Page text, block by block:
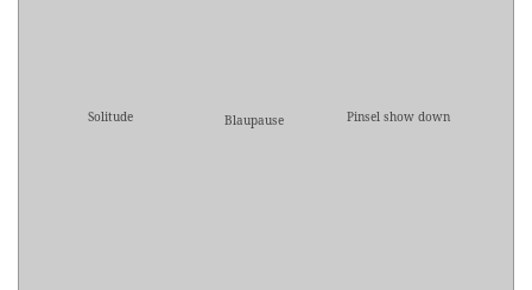
Solitude Blaupause Pinsel show down